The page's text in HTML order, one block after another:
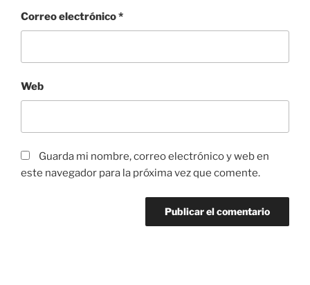
Correo electrónico*
Web
Guarda mi nombre, correo electrónico y web en
este navegador para la próxima vez que comente.